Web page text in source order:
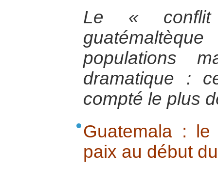
Le «
populations
dramatique :
compté le plus
Guatemala :
paix au début